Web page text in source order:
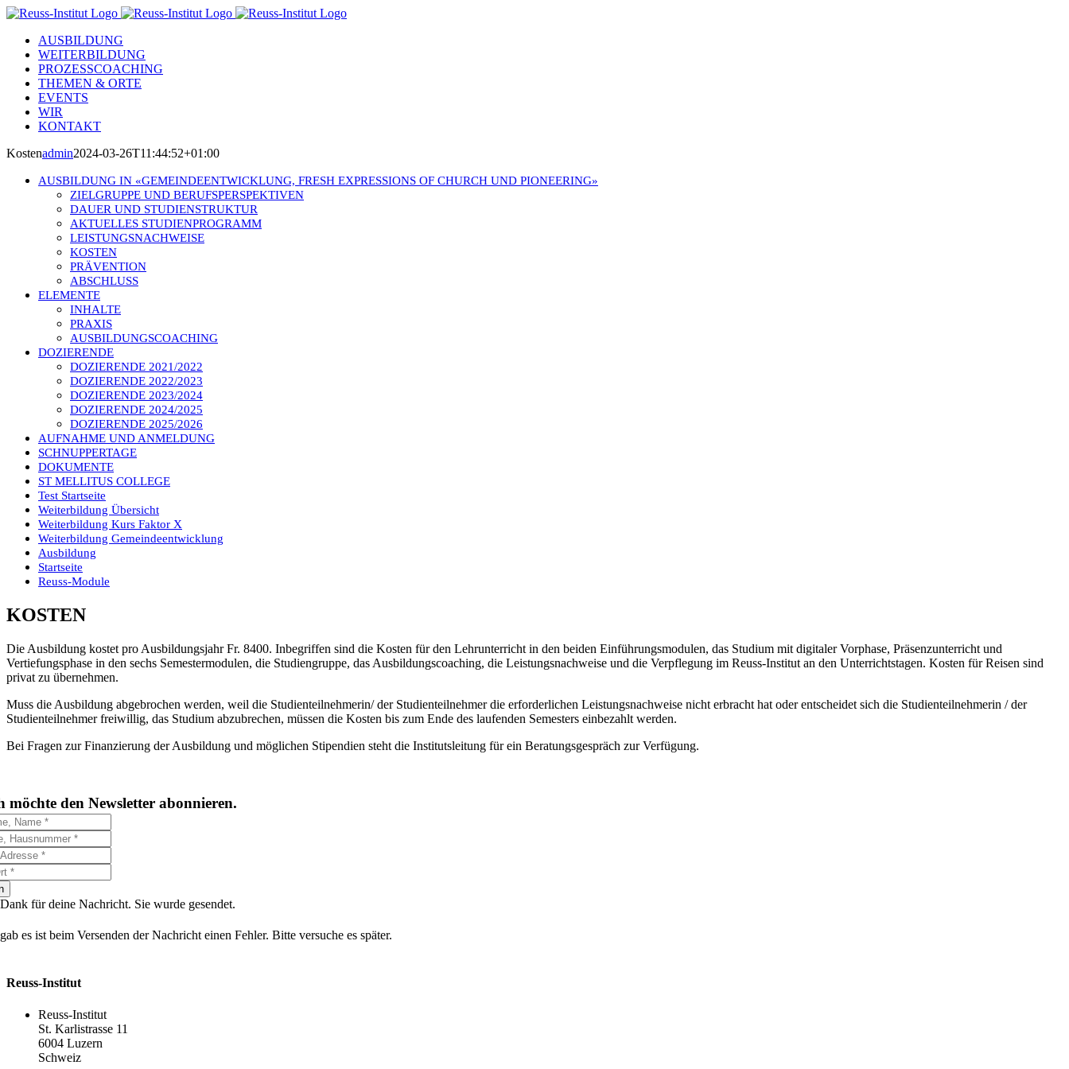
Skip
contentAUSBILDUNG
WEITERBILDUNG
PROZESSCOACHING
THEMEN & ORTE
EVENTS
WIR
KONTAKT
Kostenadmin2024-03-26T11:44:52+01:00
AUSBILDUNG IN «GEMEINDEENTWICKLUNG, FRESH EXPRESSIONS OF CHURCH UND PIONEERING»
ZIELGRUPPE UND BERUFSPERSPEKTIVEN
DAUER UND STUDIENSTRUKTUR
AKTUELLES STUDIENPROGRAMM
LEISTUNGSNACHWEISE
KOSTEN
PRÄVENTION
ABSCHLUSS
ELEMENTE
INHALTE
PRAXIS
AUSBILDUNGSCOACHING
DOZIERENDE
DOZIERENDE 2021/2022
DOZIERENDE 2022/2023
DOZIERENDE 2023/2024
DOZIERENDE 2024/2025
DOZIERENDE 2025/2026
AUFNAHME UND ANMELDUNG
SCHNUPPERTAGE
DOKUMENTE
ST MELLITUS COLLEGE
Test Startseite
Weiterbildung Übersicht
Weiterbildung Kurs Faktor X
Weiterbildung Gemeindeentwicklung
Ausbildung
Startseite
Reuss-Module
KOSTEN
Die Ausbildung kostet pro Ausbildungsjahr Fr. 8400. Inbegriffen sind die Kosten für den Lehrunterricht in den beiden Einführungsmodulen, das Studium mit digitaler Vorphase, Präsenzunterricht und
Vertiefungsphase in den sechs Semestermodulen, die Studiengruppe, das Ausbildungscoaching, die Leistungsnachweise und die Verpflegung im Reuss-Institut an den Unterrichtstagen. Kosten für Reisen sind
privat zu übernehmen.
Muss die Ausbildung abgebrochen werden, weil die Studienteilnehmerin/ der Studienteilnehmer die erforderlichen Leistungsnachweise nicht erbracht hat oder entscheidet sich die Studienteilnehmerin / der
Studienteilnehmer freiwillig, das Studium abzubrechen, müssen die Kosten bis zum Ende des laufenden Semesters einbezahlt werden.
Bei Fragen zur Finanzierung der Ausbildung und möglichen Stipendien steht die Institutsleitung für ein Beratungsgespräch zur Verfügung.
möchte den Newsletter abonnieren.
für deine Nachricht. Sie wurde gesendet.
es ist beim Versenden der Nachricht einen Fehler. Bitte versuche es später.
Reuss-Institut
Reuss-Institut
St. Karlistrasse 11
6004 Luzern
Schweiz